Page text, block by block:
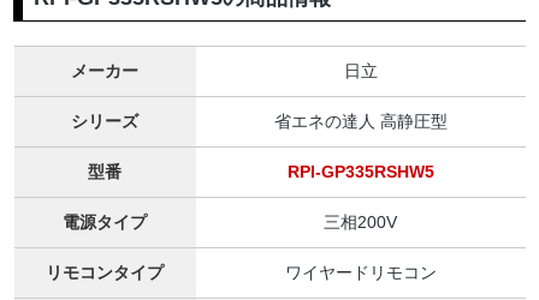
メーカー 日立
シリーズ 省エネの達人 高静圧型
型番 RPI-GP335RSHW5
電源タイプ 三相200V
リモコンタイプ ワイヤードリモコン